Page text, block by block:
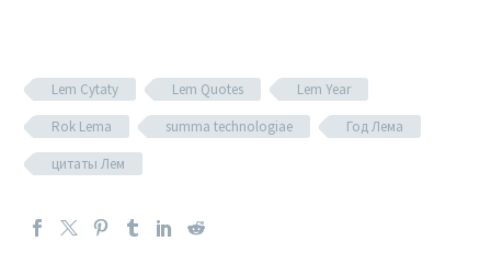
Lem Cytaty Lem Quotes
Lem Year
Rok Lema
summa technologiae
Год Лема
цитаты Лем